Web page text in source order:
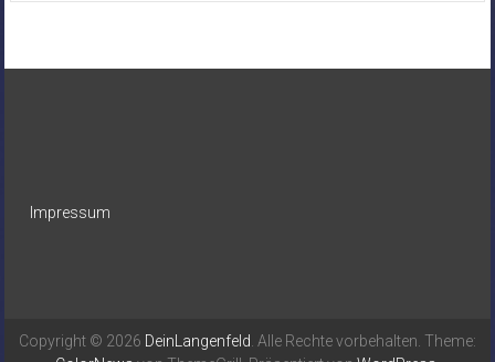
Impressum
Copyright © 2026 DeinLangenfeld. Alle Rechte vorbehalten. Theme: